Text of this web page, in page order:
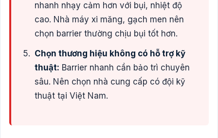
nhanh nhạy cảm hơn với bụi, nhiệt độ
cao. Nhà máy xi măng, gạch men nên
chọn barrier thường chịu bụi tốt hơn.
Chọn thương hiệu không có hỗ trợ kỹ
thuật: Barrier nhanh cần bảo trì chuyên
sâu. Nên chọn nhà cung cấp có đội kỹ
thuật tại Việt Nam.